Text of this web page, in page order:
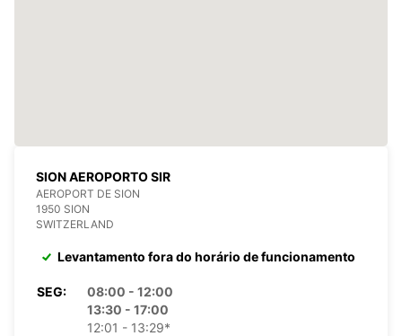
SION AEROPORTO SIR
AEROPORT DE SION
1950 SION
SWITZERLAND
Levantamento fora do horário de funcionamento
SEG:
08:00 - 12:00
13:30 - 17:00
12:01 - 13:29*